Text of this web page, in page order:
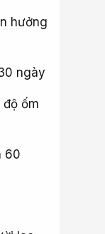
hưởng
ngày
ốm
60